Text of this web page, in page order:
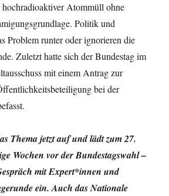
Atommüll ohne
Politik und
Problem runter oder ignorieren die
Zuletzt hatte sich der Bundestag im
mit einem Antrag zur
bei der
Thema jetzt auf und lädt zum 27.
Wochen vor der Bundestagswahl –
mit Expert*innen und
ein. Auch das Nationale